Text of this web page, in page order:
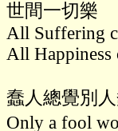
世間一切樂
All Suffering
All Happiness
蠢人總覺別
Only a fool